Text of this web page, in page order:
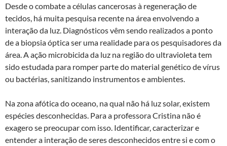
Desde o combate a células cancerosas à regeneração de
tecidos, há muita pesquisa recente na área envolvendo a
interação da luz. Diagnósticos vêm sendo realizados a ponto
de a biopsia óptica ser uma realidade para os pesquisadores da
área. A ação microbicida da luz na região do ultravioleta tem
sido estudada para romper parte do material genético de vírus
ou bactérias, sanitizando instrumentos e ambientes.
Na zona afótica do oceano, na qual não há luz solar, existem
espécies desconhecidas. Para a professora Cristina não é
exagero se preocupar com isso. Identificar, caracterizar e
entender a interação de seres desconhecidos entre si e com o